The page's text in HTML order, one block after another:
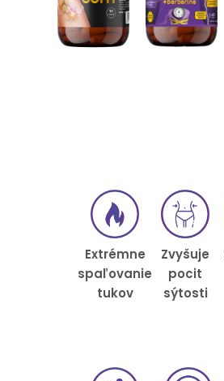
Extrémne
spaľovanie
tukov
Zvyšuje
pocit
sýtosti